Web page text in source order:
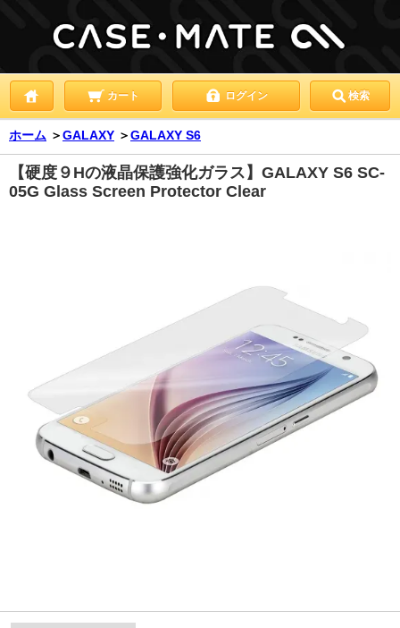
カート ログイン 検索
ホーム ＞GALAXY ＞GALAXY S6
【硬度９Hの液晶保護強化ガラス】GALAXY S6 SC-
05G Glass Screen Protector Clear